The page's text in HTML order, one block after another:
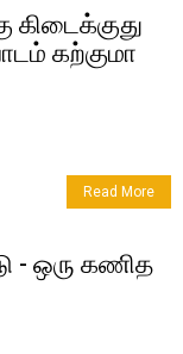
கிடைக்குது
கற்குமா
Read More
- ஒரு கணித